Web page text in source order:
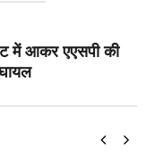
में आकर एएसपी की